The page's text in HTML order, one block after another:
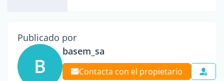
Publicado por
B
basem_sa
Contacta con el propietario